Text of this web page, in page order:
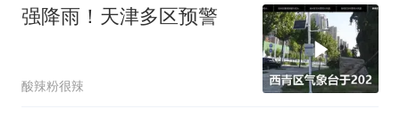
强降雨！天津多区预警
酸辣粉很辣